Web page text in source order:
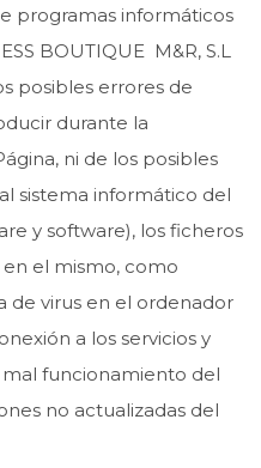
programas informáticos
BOUTIQUE M&R, S.L
posibles errores de
durante la
ni de los posibles
sistema informático del
y software), los ficheros
el mismo, como
de virus en el ordenador
a los servicios y
funcionamiento del
no actualizadas del